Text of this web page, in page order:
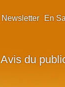
Avis du
Newsletter En